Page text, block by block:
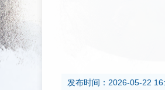
发布时间： 2026-05-22